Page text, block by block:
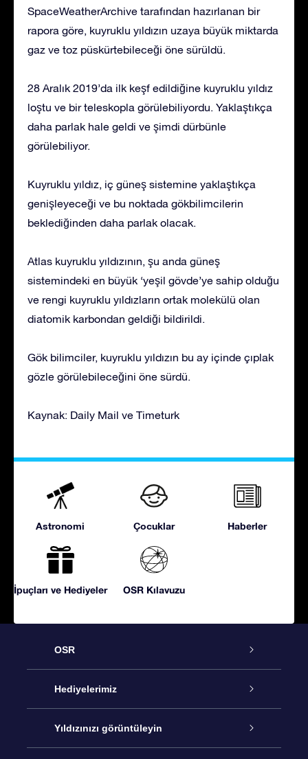
SpaceWeatherArchive tarafından hazırlanan bir
rapora göre, kuyruklu yıldızın uzaya büyük miktarda
gaz ve toz püskürtebileceği öne sürüldü.
28 Aralık 2019’da ilk keşf edildiğine kuyruklu yıldız
loştu ve bir teleskopla görülebiliyordu. Yaklaştıkça
daha parlak hale geldi ve şimdi dürbünle
görülebiliyor.
Kuyruklu yıldız, iç güneş sistemine yaklaştıkça
genişleyeceği ve bu noktada gökbilimcilerin
beklediğinden daha parlak olacak.
Atlas kuyruklu yıldızının, şu anda güneş
sistemindeki en büyük ‘yeşil gövde’ye sahip olduğu
ve rengi kuyruklu yıldızların ortak molekülü olan
diatomik karbondan geldiği bildirildi.
Gök bilimciler, kuyruklu yıldızın bu ay içinde çıplak
gözle görülebileceğini öne sürdü.
Kaynak: Daily Mail ve Timeturk
Astronomi Çocuklar Haberler
İpuçları ve Hediyeler OSR Kılavuzu
OSR
Hizmet
İletişim
Hediyelerimiz
Çevrimiçi Yıldız Hediyesi
Yıldızınızı görüntüleyin